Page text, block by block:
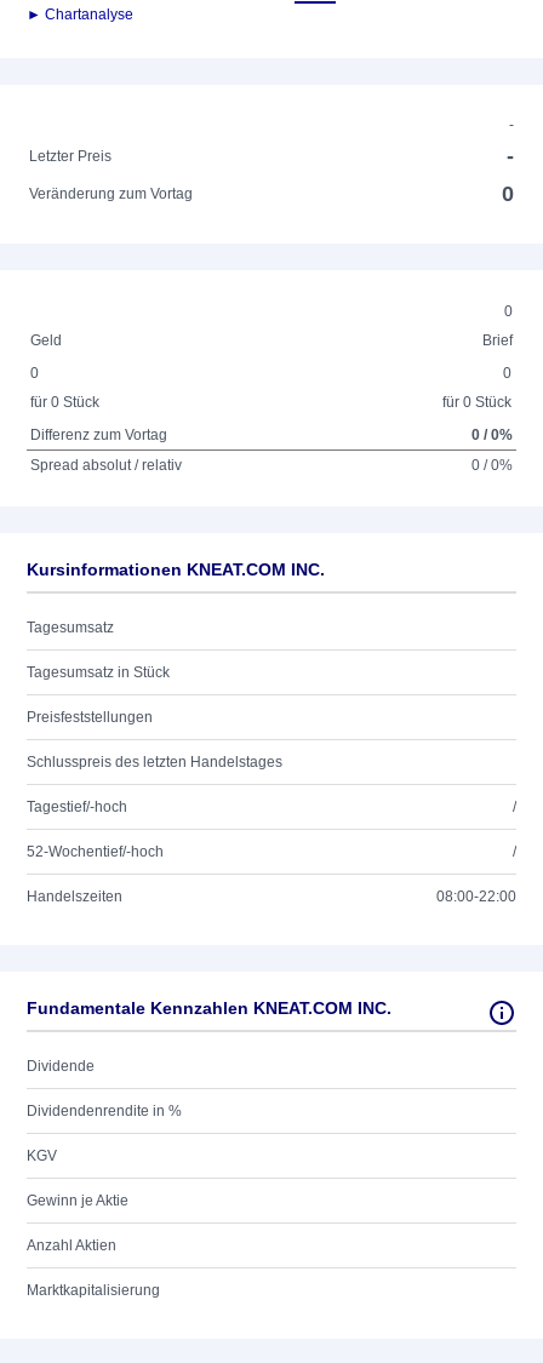
► Chartanalyse
-
Letzter Preis
-
Veränderung zum Vortag 0
0
Geld
Brief
0
für 0 Stück
0
für 0 Stück
Differenz zum Vortag
0 / 0%
Spread absolut / relativ
0 / 0%
Kursinformationen KNEAT.COM INC.
Tagesumsatz
Tagesumsatz in Stück
Preisfeststellungen
Schlusspreis des letzten Handelstages
Tagestief/-hoch /
52-Wochentief/-hoch /
Handelszeiten 08:00-22:00
Fundamentale Kennzahlen KNEAT.COM INC.
Dividende
Dividendenrendite in %
KGV
Gewinn je Aktie
Anzahl Aktien
Marktkapitalisierung